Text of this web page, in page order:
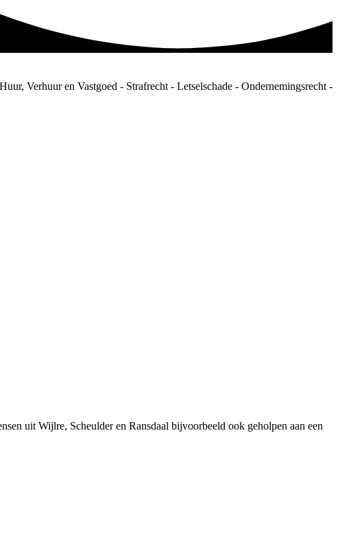
uit Wijlre, Scheulder en Ransdaal bijvoorbeeld ook geholpen aan een